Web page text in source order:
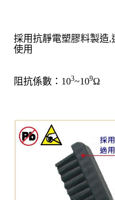
採用抗靜電塑膠料製造
使用
阻抗係數：103~109Ω